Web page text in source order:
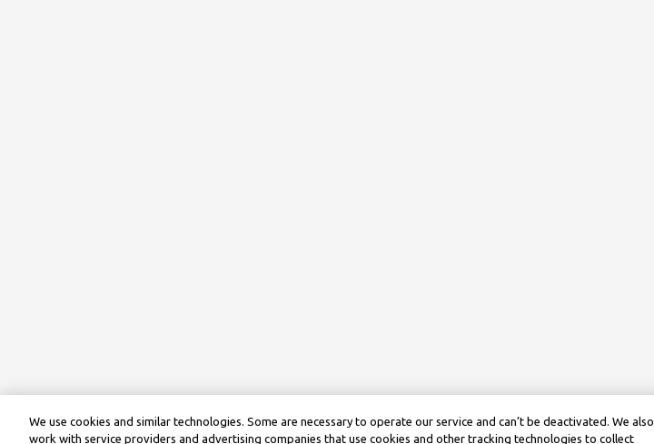
We use cookies and similar technologies. Some are necessary to operate our service and can’t be deactivated. We also
work with service providers and advertising companies that use cookies and other tracking technologies to collect